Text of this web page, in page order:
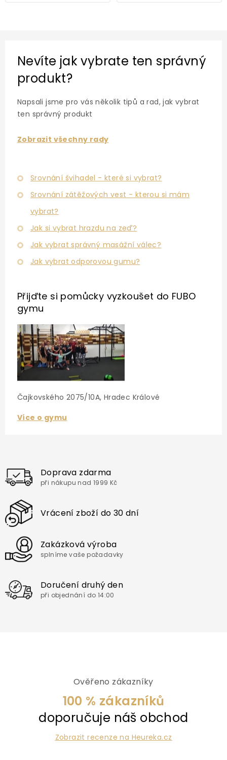
Nevíte jak vybrate ten správný
produkt?
Napsali jsme pro vás několik tipů a rad, jak vybrat
ten správný produkt
Zobrazit všechny rady
Srovnání švihadel - které si vybrat?
Srovnání zátěžových vest - kterou si mám
vybrat?
Jak si vybrat hrazdu na zeď?
Jak vybrat správný masážní válec?
Jak vybrat odporovou gumu?
Přijďte si pomůcky vyzkoušet do FUBO
gymu
Čajkovského 2075/10A, Hradec Králové
Více o gymu
Doprava zdarma
při nákupu nad 1999 Kč
Vrácení zboží do 30 dní
Zakázková výroba
splníme vaše požadavky
Doručení druhý den
při objednání do 14:00
Ověřeno zákazníky
100 % zákazníků
doporučuje náš obchod
Zobrazit recenze na Heureka.cz